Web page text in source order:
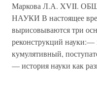
Маркова Л.А. XVII.
НАУКИ В настоящее
вырисовываются три
реконструкций науки:—
кумулятивный,
— история науки как